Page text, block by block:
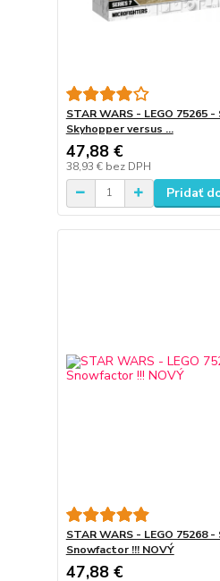
STAR WARS - LEGO 75265
Skyhopper versus ...
47,88 €
38,93 € bez DPH
Pridať
STAR WARS - LEGO 75268
Snowfactor !!! NOVÝ
47,88 €